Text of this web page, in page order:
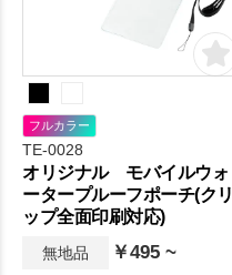
フルカラー
TE-0028
オリジナル モバイルウォ
ータープルーフポーチ(クリ
ップ全面印刷対応)
無地品 ￥495 ~